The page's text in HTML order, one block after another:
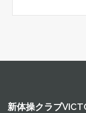
新体操クラブ